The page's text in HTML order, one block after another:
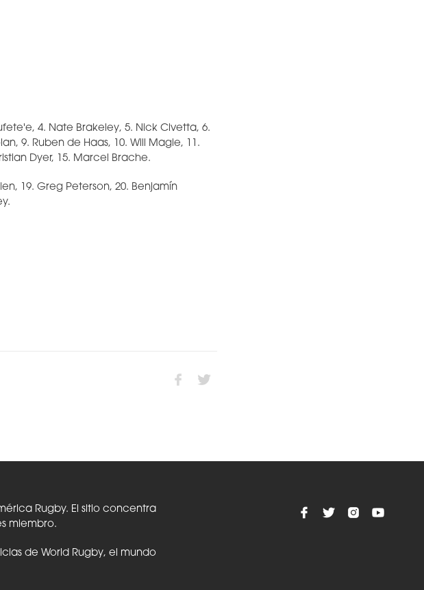
4. Nate Brakeley, 5. Nick Civetta, 6.
9. Ruben de Haas, 10. Will Magie, 11.
Dyer, 15. Marcel Brache.
19. Greg Peterson, 20. Benjamín
Rugby. El sitio concentra
miembro.
de World Rugby, el mundo